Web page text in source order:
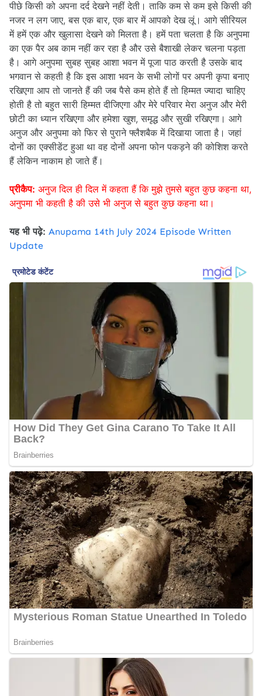
पीछे किसी को अपना दर्द देखने नहीं देती। ताकि कम से कम इसे किसी की
नजर न लग जाए, बस एक बार, एक बार में आपको देख लूं। आगे सीरियल
में हमें एक और खुलासा देखने को मिलता है। हमें पता चलता है कि अनुपमा
का एक पैर अब काम नहीं कर रहा है और उसे बैशाखी लेकर चलना पड़ता
है। आगे अनुपमा सुबह सुबह आशा भवन में पूजा पाठ करती है उसके बाद
भगवान से कहती है कि इस आशा भवन के सभी लोगों पर अपनी कृपा बनाए
रखिएगा आप तो जानते हैं की जब पैसे कम होते हैं तो हिम्मत ज्यादा चाहिए
होती है तो बहुत सारी हिम्मत दीजिएगा और मेरे परिवार मेरा अनुज और मेरी
छोटी का ध्यान रखिएगा और हमेशा खुश, समृद्ध और सुखी रखिएगा। आगे
अनुज और अनुपमा को फिर से पुराने फ्लैशबैक में दिखाया जाता है। जहां
दोनों का एक्सीडेंट हुआ था वह दोनों अपना फोन पकड़ने की कोशिश करते
हैं लेकिन नाकाम हो जाते हैं।
प्रीकैप: अनुज दिल ही दिल में कहता हैं कि मुझे तुमसे बहुत कुछ कहना था,
अनुपमा भी कहती है की उसे भी अनुज से बहुत कुछ कहना था।
यह भी पढ़े: Anupama 14th July 2024 Episode Written
Update